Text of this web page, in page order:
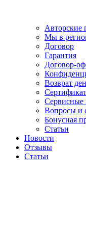
Авторские
Мы в
Договор
Гарантия
Договор-
Возврат
Сервисные
Вопросы и
Бонусная
Статьи
Новости
Отзывы
Статьи